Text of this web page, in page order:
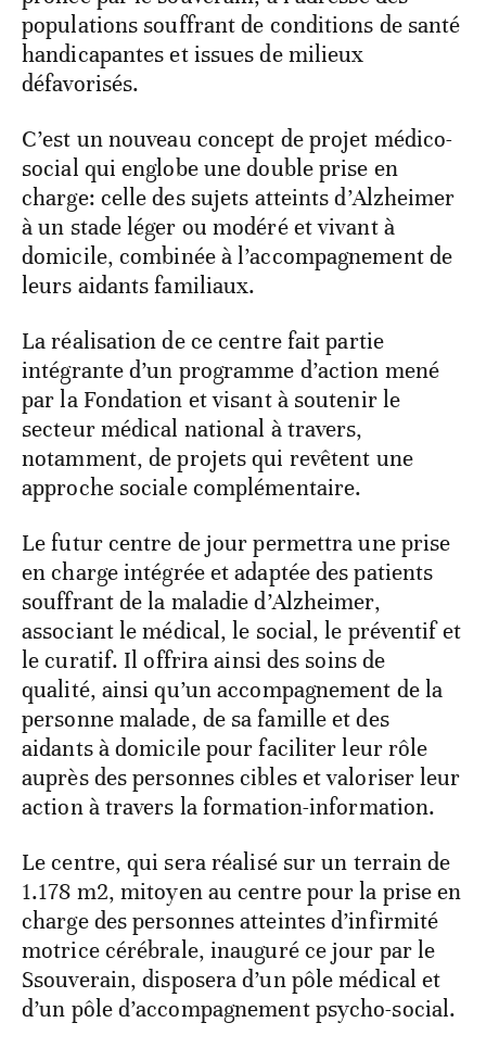
populations souffrant de conditions de santé
handicapantes et issues de milieux
défavorisés.
C’est un nouveau concept de projet médico-
social qui englobe une double prise en
charge: celle des sujets atteints d’Alzheimer
à un stade léger ou modéré et vivant à
domicile, combinée à l’accompagnement de
leurs aidants familiaux.
La réalisation de ce centre fait partie
intégrante d’un programme d’action mené
par la Fondation et visant à soutenir le
secteur médical national à travers,
notamment, de projets qui revêtent une
approche sociale complémentaire.
Le futur centre de jour permettra une prise
en charge intégrée et adaptée des patients
souffrant de la maladie d’Alzheimer,
associant le médical, le social, le préventif et
le curatif. Il offrira ainsi des soins de
qualité, ainsi qu’un accompagnement de la
personne malade, de sa famille et des
aidants à domicile pour faciliter leur rôle
auprès des personnes cibles et valoriser leur
action à travers la formation-information.
Le centre, qui sera réalisé sur un terrain de
1.178 m2, mitoyen au centre pour la prise en
charge des personnes atteintes d’infirmité
motrice cérébrale, inauguré ce jour par le
Ssouverain, disposera d’un pôle médical et
d’un pôle d’accompagnement psycho-social.